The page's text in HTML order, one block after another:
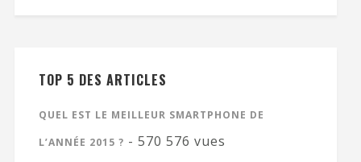
TOP 5 DES ARTICLES
QUEL EST LE MEILLEUR SMARTPHONE DE
L’ANNÉE 2015 ? - 570 576 vues